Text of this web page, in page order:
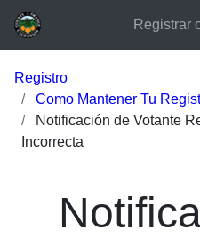
Registrar
Registro
Como Mantener Tu
Notificación de Votante
Incorrecta